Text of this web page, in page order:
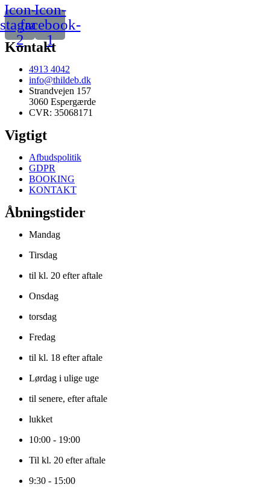
Icon-
2
Icon-
facebook-
1
Kontakt
4913 4042
info@thildeb.dk
Strandvejen 157
3060 Espergærde
CVR: 35068171
Vigtigt
Afbudspolitik
GDPR
BOOKING
KONTAKT
Åbningstider
Mandag
Tirsdag
til kl. 20 efter aftale
Onsdag
torsdag
Fredag
til kl. 18 efter aftale
Lørdag i ulige uge
til senere, efter aftale
lukket
10:00 - 19:00
Til kl. 20 efter aftale
9:30 - 15:00